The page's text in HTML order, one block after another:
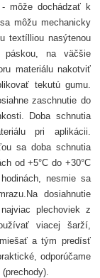
môže dochádzať k
môžu mechanicky
textílliou nasýtenou
páskou, na väčšie
materiálu nakotviť
tekutú gumu.
zaschnutie do
Doba schnutia
pri aplikácii.
sa doba schnutia
od +5°C do +30°C
nesmie sa
dosiahnutie
plechoviek z
viacej šarží,
a tým predísť
odporúčame